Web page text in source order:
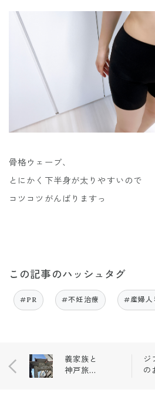
骨格ウェーブ、
とにかく下半身が太りやすいので
コツコツがんばりますっ
この記事のハッシュタグ
#PR #不妊治療 #産婦人
義家族と
神戸旅🚗
ジ
の